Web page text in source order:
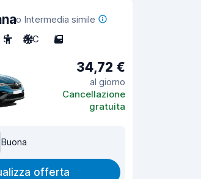
o Intermedia simile
5 A/C 5
34,72 €
al giorno
Cancellazione
gratuita
Buona
offerta